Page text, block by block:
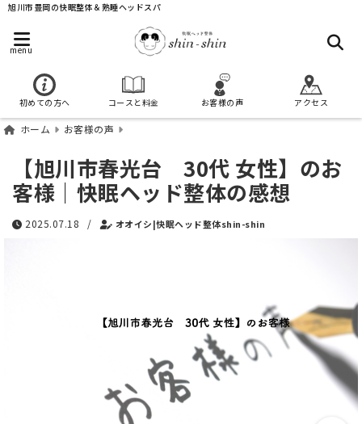
旭川市豊岡の快眠整体＆熟睡ヘッドスパ
menu
初めての方へ コースと料金 お客様の声 アクセス
ホーム お客様の声
【旭川市春光台 30代 女性】のお
客様｜快眠ヘッド整体の感想
2025.07.18 / オオイシ|快眠ヘッド整体shin-shin